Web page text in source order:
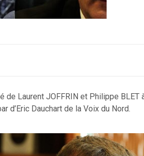
de Laurent JOFFRIN et Philippe BLET
d’Eric Dauchart de la Voix du Nord.